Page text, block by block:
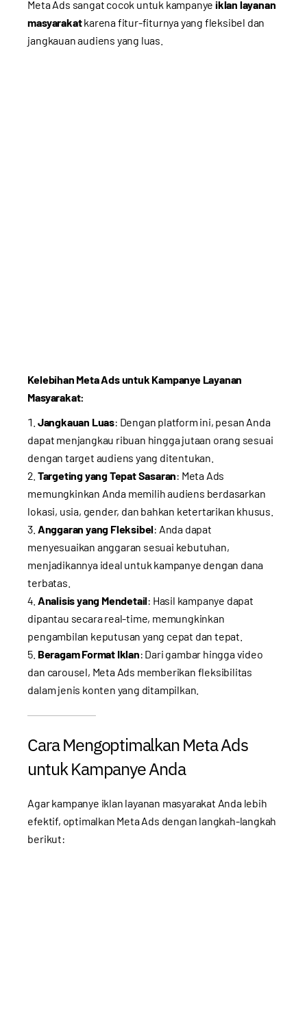
Meta Ads sangat cocok untuk kampanye iklan layanan
masyarakatkarena fitur-fiturnya yang fleksibel dan
jangkauan audiens yang luas.
Kelebihan Meta Ads untuk Kampanye Layanan
Masyarakat:
Jangkauan Luas: Dengan platform ini, pesan Anda
dapat menjangkau ribuan hingga jutaan orang sesuai
dengan target audiens yang ditentukan.
Targeting yang Tepat Sasaran: Meta Ads
memungkinkan Anda memilih audiens berdasarkan
lokasi, usia, gender, dan bahkan ketertarikan khusus.
Anggaran yang Fleksibel: Anda dapat
menyesuaikan anggaran sesuai kebutuhan,
menjadikannya ideal untuk kampanye dengan dana
terbatas.
Analisis yang Mendetail: Hasil kampanye dapat
dipantau secara real-time, memungkinkan
pengambilan keputusan yang cepat dan tepat.
Beragam Format Iklan: Dari gambar hingga video
dan carousel, Meta Ads memberikan fleksibilitas
dalam jenis konten yang ditampilkan.
Cara Mengoptimalkan Meta Ads
untuk Kampanye Anda
Agar kampanye iklan layanan masyarakat Anda lebih
efektif, optimalkan Meta Ads dengan langkah-langkah
berikut: